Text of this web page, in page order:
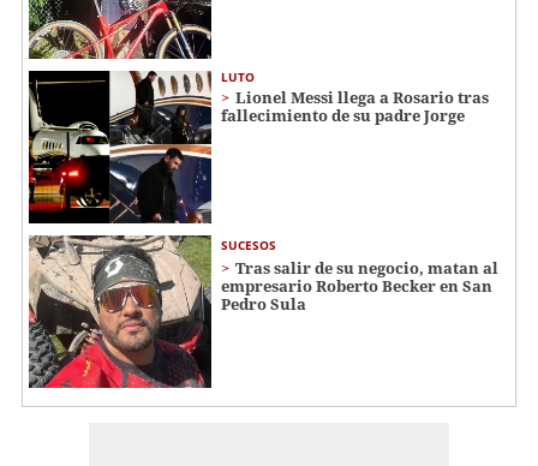
LUTO
Lionel Messi llega a Rosario tras
fallecimiento de su padre Jorge
SUCESOS
Tras salir de su negocio, matan al
empresario Roberto Becker en San
Pedro Sula